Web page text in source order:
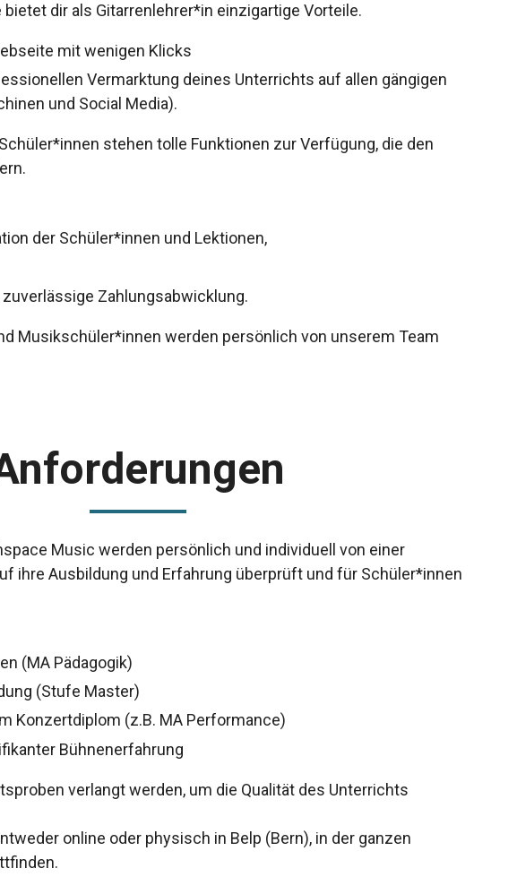
dir als Gitarrenlehrer*in einzigartige Vorteile.
mit wenigen Klicks
Vermarktung deines Unterrichts auf allen gängigen
und Social Media).
stehen tolle Funktionen zur Verfügung, die den
der Schüler*innen und Lektionen,
Zahlungsabwicklung.
Musikschüler*innen werden persönlich von unserem Team
Music werden persönlich und individuell von einer
ihre Ausbildung und Erfahrung überprüft und für Schüler*innen
(MA Pädagogik)
(Stufe Master)
Konzertdiplom (z.B. MA Performance)
Bühnenerfahrung
verlangt werden, um die Qualität des Unterrichts
online oder physisch in Belp (Bern), in der ganzen